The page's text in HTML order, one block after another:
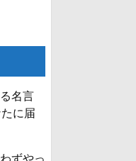
名言
に届
ずやっ